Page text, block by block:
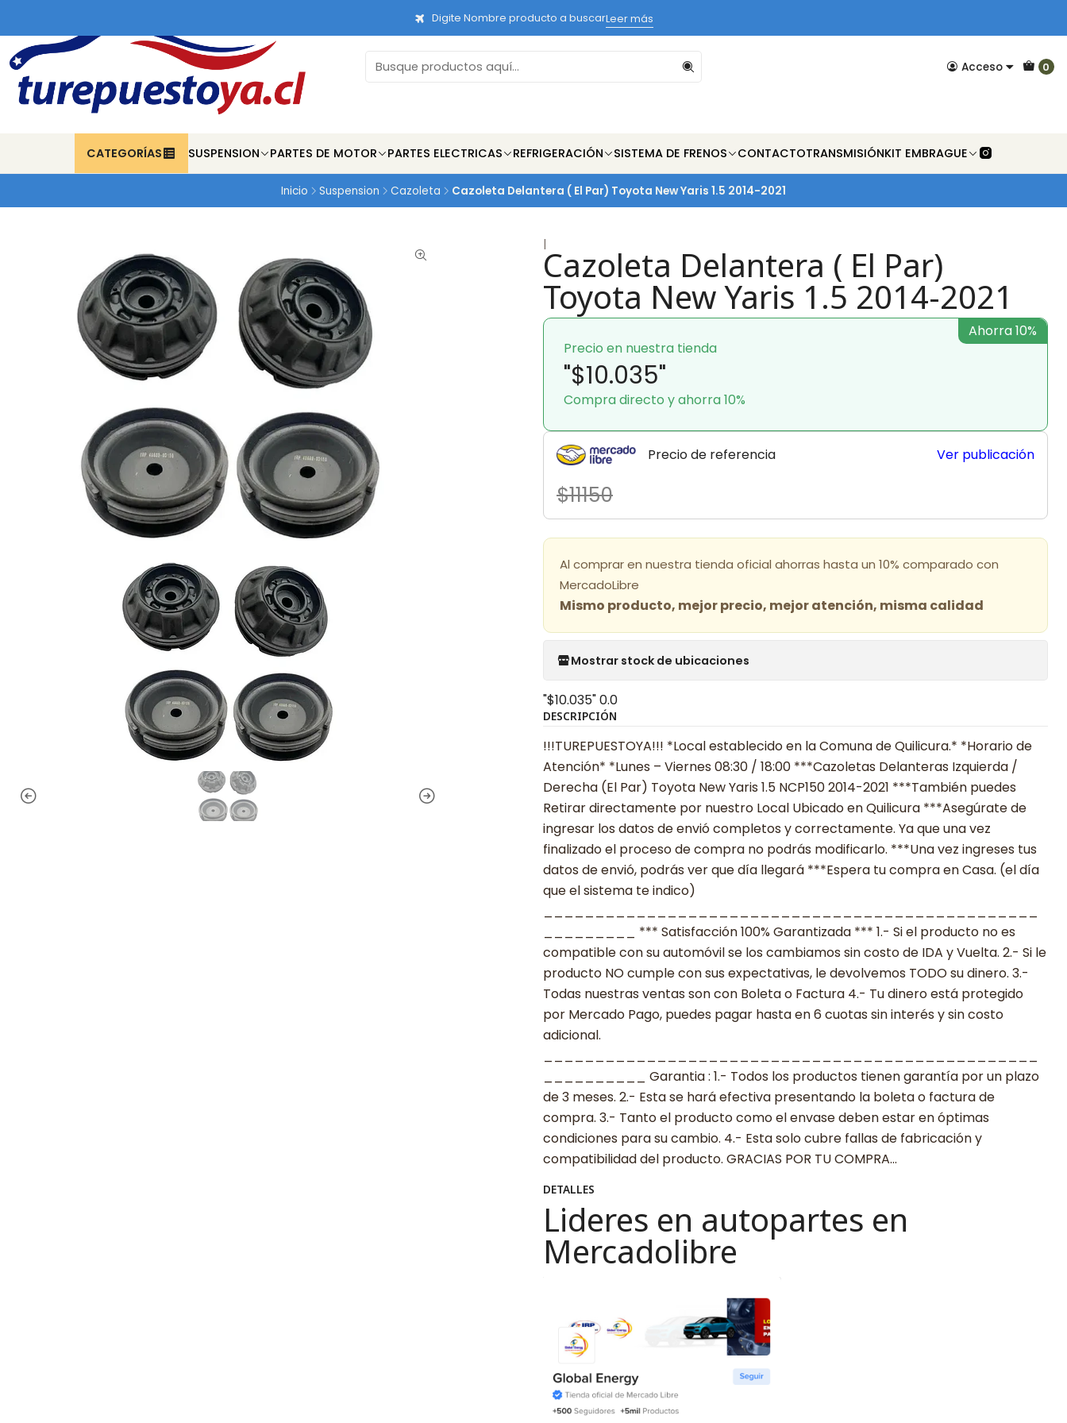
Acceso 0
CATEGORÍAS SUSPENSION PARTES DE MOTOR PARTES ELECTRICAS REFRIGERACIÓN SISTEMA DE FRENOS CONTACTOTRANSMISIÓNKIT EMBRAGUE
Digite Nombre producto a buscarLeer más
Inicio Suspension Cazoleta Cazoleta Delantera ( El Par) Toyota New Yaris 1.5 2014-2021
|Cazoleta Delantera ( El Par)
Toyota New Yaris 1.5 2014-2021
Precio en nuestra tienda
"$10.035"
Compra directo y ahorra 10%
Ahorra 10%
Precio de referencia
$11150
Ver publicación
Al comprar en nuestra tienda oficial ahorras hasta un 10% comparado con
MercadoLibre
Mismo producto, mejor precio, mejor atención, misma calidad
Mostrar stock de ubicaciones
"$10.035"0.0
DESCRIPCIÓN
!!!TUREPUESTOYA!!! *Local establecido en la Comuna de Quilicura.* *Horario de
Atención* *Lunes – Viernes 08:30 / 18:00 ***Cazoletas Delanteras Izquierda /
Derecha (El Par) Toyota New Yaris 1.5 NCP150 2014-2021 ***También puedes
Retirar directamente por nuestro Local Ubicado en Quilicura ***Asegúrate de
ingresar los datos de envió completos y correctamente. Ya que una vez
finalizado el proceso de compra no podrás modificarlo. ***Una vez ingreses tus
datos de envió, podrás ver que día llegará ***Espera tu compra en Casa. (el día
que el sistema te indico)
_________ *** Satisfacción 100% Garantizada *** 1.- Si el producto no es
compatible con su automóvil se los cambiamos sin costo de IDA y Vuelta. 2.- Si le
producto NO cumple con sus expectativas, le devolvemos TODO su dinero. 3.-
Todas nuestras ventas son con Boleta o Factura 4.- Tu dinero está protegido
por Mercado Pago, puedes pagar hasta en 6 cuotas sin interés y sin costo
adicional.
__________ Garantia : 1.- Todos los productos tienen garantía por un plazo
de 3 meses. 2.- Esta se hará efectiva presentando la boleta o factura de
compra. 3.- Tanto el producto como el envase deben estar en óptimas
condiciones para su cambio. 4.- Esta solo cubre fallas de fabricación y
compatibilidad del producto. GRACIAS POR TU COMPRA…
DETALLES
Lideres en autopartes en
Mercadolibre